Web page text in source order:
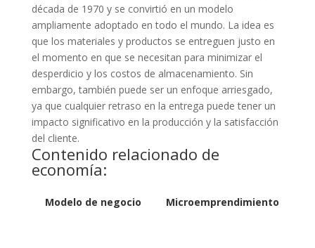
década de 1970 y se convirtió en un modelo
ampliamente adoptado en todo el mundo. La idea es
que los materiales y productos se entreguen justo en
el momento en que se necesitan para minimizar el
desperdicio y los costos de almacenamiento. Sin
embargo, también puede ser un enfoque arriesgado,
ya que cualquier retraso en la entrega puede tener un
impacto significativo en la producción y la satisfacción
del cliente.
Contenido relacionado de
economía:
Modelo de negocio Microemprendimientos